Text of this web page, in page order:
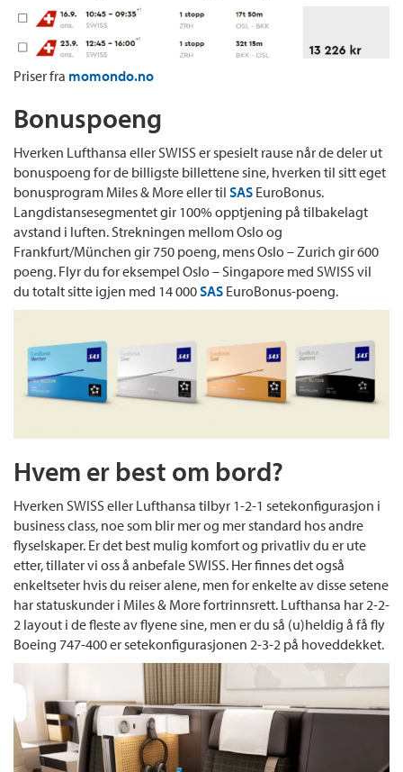
Priser fra momondo.no
Bonuspoeng
Hverken Lufthansa eller SWISS er spesielt rause når de deler ut
bonuspoeng for de billigste billettene sine, hverken til sitt eget
bonusprogram Miles & More eller til SAS EuroBonus.
Langdistansesegmentet gir 100% opptjening på tilbakelagt
avstand i luften. Strekningen mellom Oslo og
Frankfurt/München gir 750 poeng, mens Oslo – Zurich gir 600
poeng. Flyr du for eksempel Oslo – Singapore med SWISS vil
du totalt sitte igjen med 14 000SAS EuroBonus-poeng.
Hvem er best om bord?
Hverken SWISS eller Lufthansa tilbyr 1-2-1 setekonfigurasjon i
business class, noe som blir mer og mer standard hos andre
flyselskaper. Er det best mulig komfort og privatliv du er ute
etter, tillater vi oss å anbefale SWISS. Her finnes det også
enkeltseter hvis du reiser alene, men for enkelte av disse setene
har statuskunder i Miles & More fortrinnsrett. Lufthansa har 2-2-
2 layout i de fleste av flyene sine, men er du så (u)heldig å få fly
Boeing 747-400 er setekonfigurasjonen 2-3-2 på hoveddekket.